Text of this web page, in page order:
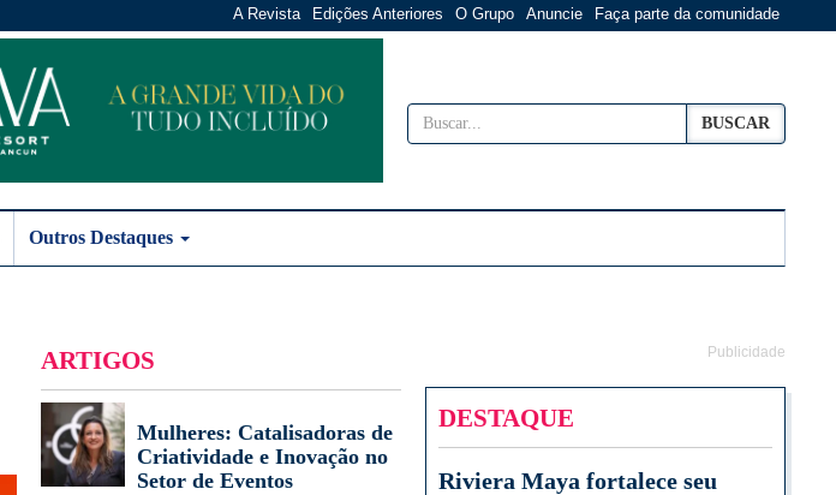
A Revista Edições Anteriores O Grupo Anuncie Faça parte da comunidade
BUSCAR
Outros Destaques
ARTIGOS
Mulheres: Catalisadoras de
Criatividade e Inovação no
Setor de Eventos
Publicidade
DESTAQUE
Riviera Maya fortalece seu